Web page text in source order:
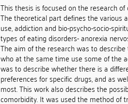
This thesis is focused on the research
The theoretical part defines the various
use, addiction and bio-psycho-socio-
types of eating disorders- anorexia
The aim of the research was to
who at the same time use some of the
was to describe whether there is a
preferences for specific drugs, and as
most. This work also describes the
comorbidity. It was used the method of